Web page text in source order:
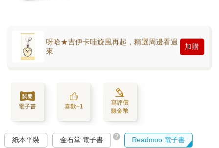
呀哈★吉伊卡哇旋風再起，精選周邊看過
來
加購
電子書 喜歡+1
寫評價
賺金幣
紙本平裝 金石堂 電子書 ? Readmoo 電子書